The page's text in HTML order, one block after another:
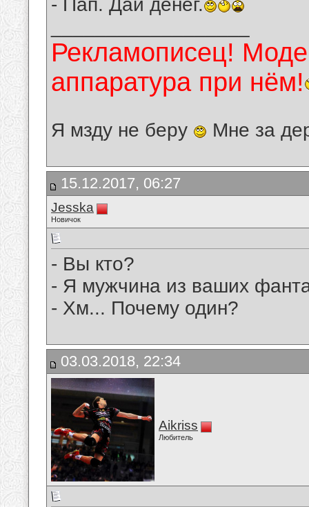
- Пап. Дай денег.
Рекламописец!
аппаратура при нём!
Я мзду не беру Мне за
15.12.2017, 06:27
Jesska
Новичок
- Вы кто?
- Я мужчина из ваших
- Хм... Почему один?
03.03.2018, 22:34
Aikriss
Любитель